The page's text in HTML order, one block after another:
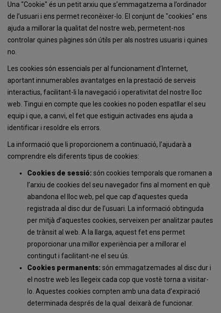
Una "Cookie" és un petit arxiu que s’emmagatzema a l’ordinador
de l’usuari i ens permet reconèixer-lo. El conjunt de "cookies" ens
ajuda a millorar la qualitat del nostre web, permetent-nos
controlar quines pàgines són útils per als nostres usuaris i quines
no.
Les cookies són essencials per al funcionament d’Internet,
aportant innumerables avantatges en la prestació de serveis
interactius, facilitant-li la navegació i operativitat del nostre lloc
web. Tingui en compte que les cookies no poden espatllar el seu
equip i que, a canvi, el fet que estiguin activades ens ajuda a
identificar i resoldre els errors.
La informació que li proporcionem a continuació, l’ajudarà a
comprendre els diferents tipus de cookies:
Cookies de sessió: són cookies temporals que romanen a
l’arxiu de cookies del seu navegador fins al moment en què
abandona el lloc web, pel que cap d’aquestes queda
registrada al disc dur de l’usuari. La informació obtinguda
per mitjà d’aquestes cookies, serveixen per analitzar pautes
de trànsit al web. A la llarga, aquest fet ens permet
proporcionar una millor experiència per a millorar el
contingut i facilitant-ne el seu ús.
Cookies permanents: són emmagatzemades al disc dur i
el nostre web les llegeix cada cop que vostè torna a visitar-
lo. Aquestes cookies compten amb una data d’expiració
determinada després de la qual deixarà de funcionar.